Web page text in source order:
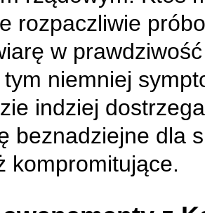
rozpaczliwie
w
niemniej
indziej
beznadziejne dla
kompromitujące.